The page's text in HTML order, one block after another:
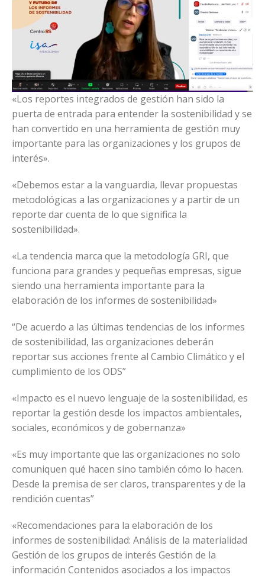
«Los reportes integrados de gestión han sido la
puerta de entrada para entender la sostenibilidad y se
han convertido en una herramienta de gestión muy
importante para las organizaciones y los grupos de
interés».
«Debemos estar a la vanguardia, llevar propuestas
metodológicas a las organizaciones y a partir de un
reporte dar cuenta de lo que significa la
sostenibilidad».
«La tendencia marca que la metodología GRI, que
funciona para grandes y pequeñas empresas, sigue
siendo una herramienta importante para la
elaboración de los informes de sostenibilidad»
“De acuerdo a las últimas tendencias de los informes
de sostenibilidad, las organizaciones deberán
reportar sus acciones frente al Cambio Climático y el
cumplimiento de los ODS”
«Impacto es el nuevo lenguaje de la sostenibilidad, es
reportar la gestión desde los impactos ambientales,
sociales, económicos y de gobernanza»
«Es muy importante que las organizaciones no solo
comuniquen qué hacen sino también cómo lo hacen.
Desde la premisa de ser claros, transparentes y de la
rendición cuentas”
«Recomendaciones para la elaboración de los
informes de sostenibilidad: Análisis de la materialidad
Gestión de los grupos de interés Gestión de la
información Contenidos asociados a los impactos